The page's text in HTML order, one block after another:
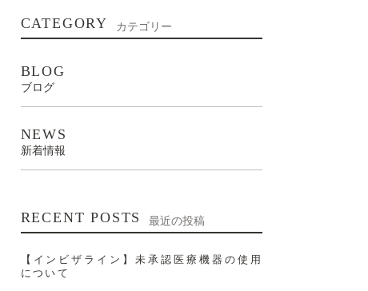
口腔筋機能療法
CATEGORY カテゴリー
BLOG
ブログ
NEWS
新着情報
RECENT POSTS 最近の投稿
【インビザライン】未承認医療機器の使用
について